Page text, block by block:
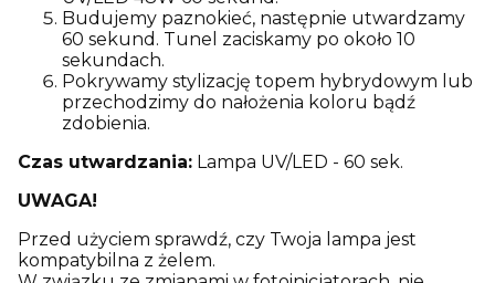
Budujemy paznokieć, następnie utwardzamy
60 sekund. Tunel zaciskamy po około 10
sekundach.
Pokrywamy stylizację topem hybrydowym lub
przechodzimy do nałożenia koloru bądź
zdobienia.
Czas utwardzania: Lampa UV/LED - 60 sek.
UWAGA!
Przed użyciem sprawdź, czy Twoja lampa jest
kompatybilna z żelem.